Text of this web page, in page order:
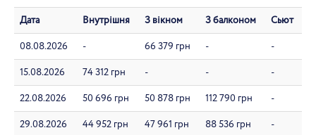
Дата Внутрішня З вікном З балконом
Сьют
08.08.2026
- 66 379 грн -
-
15.08.2026
74 312 грн - -
-
22.08.2026
50 696 грн 50 878 грн 112 790 грн
-
29.08.2026
44 952 грн 47 961 грн 88 536 грн
-